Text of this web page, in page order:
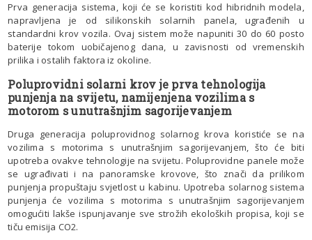
Prva generacija sistema, koji će se koristiti kod hibridnih modela,
napravljena je od silikonskih solarnih panela, ugrađenih u
standardni krov vozila. Ovaj sistem može napuniti 30 do 60 posto
baterije tokom uobičajenog dana, u zavisnosti od vremenskih
prilika i ostalih faktora iz okoline.
Poluprovidni solarni krov je prva tehnologija
punjenja na svijetu, namijenjena vozilima s
motorom s unutrašnjim sagorijevanjem
Druga generacija poluprovidnog solarnog krova koristiće se na
vozilima s motorima s unutrašnjim sagorijevanjem, što će biti
upotreba ovakve tehnologije na svijetu. Poluprovidne panele može
se ugrađivati i na panoramske krovove, što znači da prilikom
punjenja propuštaju svjetlost u kabinu. Upotreba solarnog sistema
punjenja će vozilima s motorima s unutrašnjim sagorijevanjem
omogućiti lakše ispunjavanje sve strožih ekoloških propisa, koji se
tiču emisija CO2.